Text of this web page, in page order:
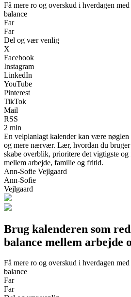
Få mere ro og overskud i hverdagen
balance
Far
Far
Del og vær venlig
X
Facebook
Instagram
LinkedIn
YouTube
Pinterest
TikTok
Mail
RSS
2 min
En velplanlagt kalender kan være
og mere nærvær. Lær, hvordan du
skabe overblik, prioritere det vigtigste og
mellem arbejde, familie og fritid.
Ann-Sofie Vejlgaard
Ann-Sofie
Vejlgaard
Brug kalenderen som
balance mellem arbejde
Få mere ro og overskud i hverdagen
balance
Far
Far